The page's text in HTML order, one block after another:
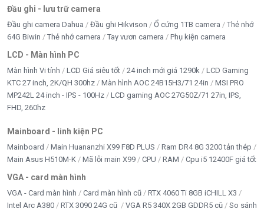
Đầu ghi - lưu trữ camera
Đầu ghi camera Dahua Đầu ghi Hikvison Ổ cứng 1TB camera
Thẻ nhớ
64G Biwin
Thẻ nhớ camera Tay vươn camera Phụ kiện camera
LCD - Màn hình PC
Màn hình Vi tính LCD Giá siêu tốt 24 inch mới giá 1290k
LCD Gaming
KTC 27 inch, 2K/QH 300hz
Màn hình AOC 24B15H3/71 24in
MSI PRO
MP242L 24 inch - IPS - 100Hz
LCD gaming AOC 27G50Z/71 27in, IPS,
FHD, 260hz
Mainboard - linh kiện PC
Mainboard Main Huananzhi X99 F8D PLUS
Ram DR4 8G 3200 tản thép
Main Asus H510M-K
Mã lỗi main X99 CPU RAM Cpu i5 12400F giá tốt
VGA - card màn hình
VGA - Card màn hình Card màn hình cũ
RTX 4060 Ti 8GB iCHILL X3
Intel Arc A380
RTX 3090 24G cũ VGA R5 340X 2GB GDDR5 cũ
So sánh